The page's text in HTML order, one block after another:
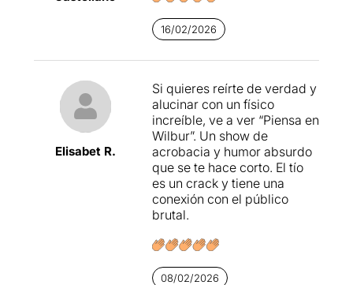
16/02/2026
Elisabet R.
Si quieres reírte de verdad y
alucinar con un físico
increíble, ve a ver “Piensa en
Wilbur”. Un show de
acrobacia y humor absurdo
que se te hace corto. El tío
es un crack y tiene una
conexión con el público
brutal.
08/02/2026